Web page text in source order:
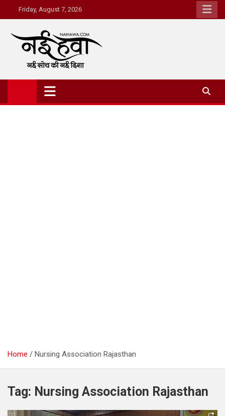
Friday, August 7, 2026
Nai Hawa
Home Nursing Association Rajasthan
Tag: Nursing Association Rajasthan